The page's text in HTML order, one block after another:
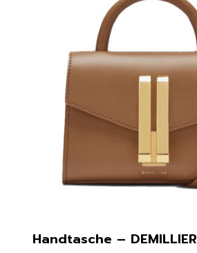
Handtasche – DEMILLIER